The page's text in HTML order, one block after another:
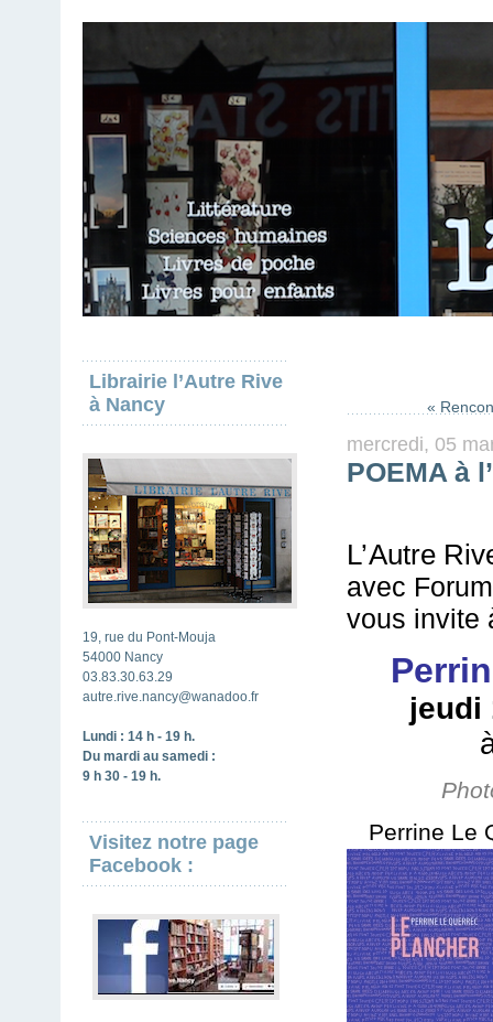
Librairie l’Autre Rive
à Nancy
19, rue du Pont-Mouja
54000 Nancy
03.83.30.63.29
autre.rive.nancy@wanadoo.fr
Lundi : 14 h - 19 h.
Du mardi au samedi :
9 h 30 - 19 h.
Visitez notre page
Facebook :
«
mercredi, 05
POEMA à
L’Autre
avec
vous invite
jeudi
Perrine Le